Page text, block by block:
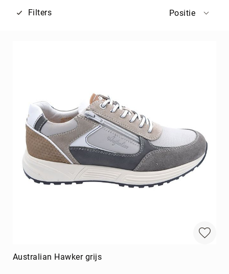
Filters Positie
Australian Hawker grijs